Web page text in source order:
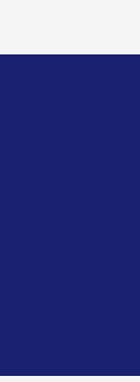
il romanzo